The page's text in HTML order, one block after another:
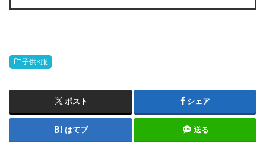
子供×服
ポスト シェア
はてブ 送る